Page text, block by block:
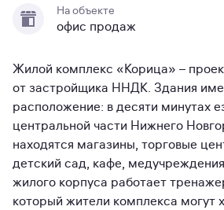
На объекте
офис продаж
Жилой комплекс «Корица» –
от застройщика ННДК. Здания
расположение: в десяти минутах
центральной части Нижнего
находятся магазины, торговые
детский сад, кафе,
жилого корпуса работает
который жители комплекса могут